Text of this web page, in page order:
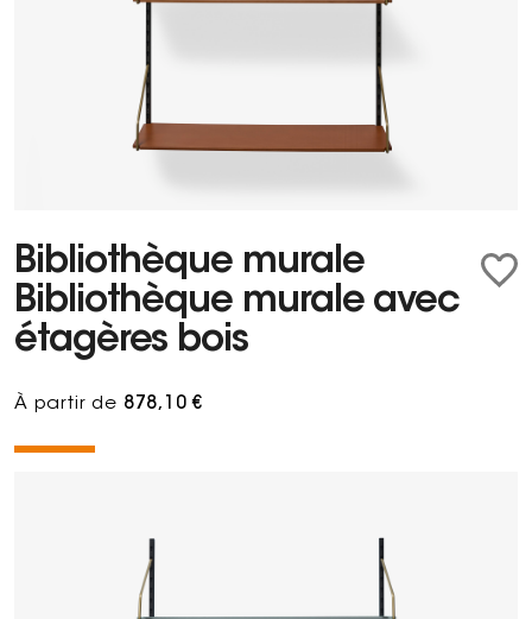
Bibliothèque murale
Bibliothèque murale avec
étagères bois
À partir de 878,10 €